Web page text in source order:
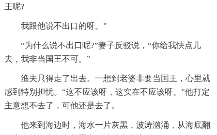
王呢?
我跟他说不出口的呀。”
“为什么说不出口呢?”妻子反驳说，“你给我快点儿
去，我非当国王不可。”
渔夫只得走了出去。一想到老婆非要当国王，心里就
感到特别担忧。“这不应该呀，这实在不应该呀。”他打定
主意想不去了，可他还是去了。
他来到海边时，海水一片灰黑，波涛汹涌，从海底翻